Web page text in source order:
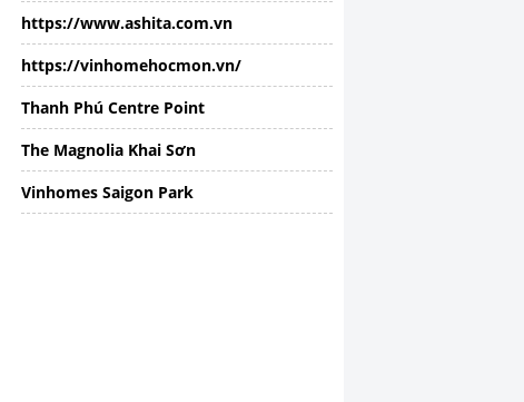
https://www.ashita.com.vn
https://vinhomehocmon.vn/
Thanh Phú Centre Point
The Magnolia Khai Sơn
Vinhomes Saigon Park